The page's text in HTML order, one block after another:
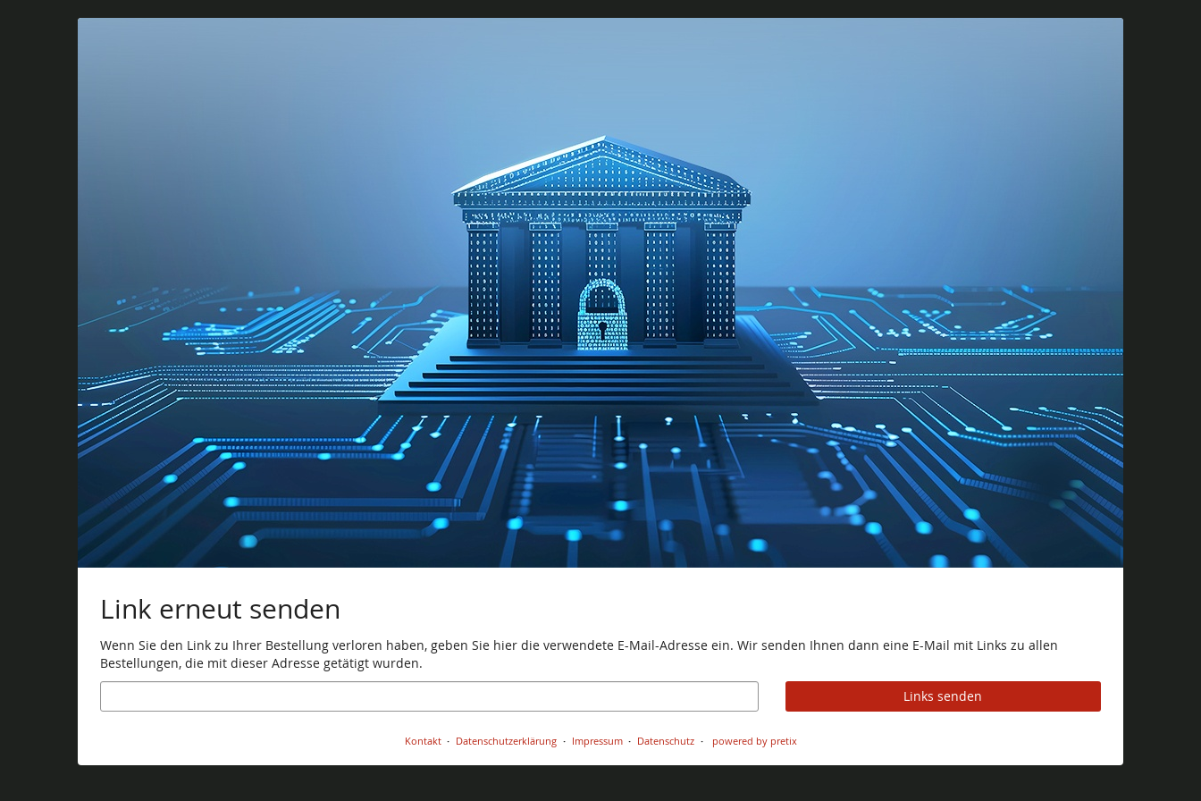
Link erneut senden
Wenn Sie den Link zu Ihrer Bestellung verloren haben, geben Sie hier die verwendete E-Mail-Adresse ein. Wir senden Ihnen dann eine E-Mail mit Links zu allen
Bestellungen, die mit dieser Adresse getätigt wurden.
E-
Mail
Links senden
Kontakt Datenschutzerklärung Impressum Datenschutz powered by pretix